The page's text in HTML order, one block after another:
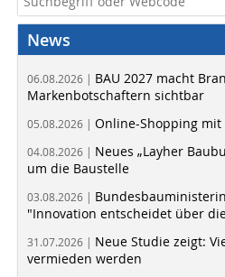
News
06.08.2026 | BAU 2027 macht
Markenbotschaftern sichtbar
05.08.2026 | Online-Shopping mit
04.08.2026 | Neues „Layher
um die Baustelle
03.08.2026 |
"Innovation entscheidet über
31.07.2026 | Neue Studie zeigt:
vermieden werden